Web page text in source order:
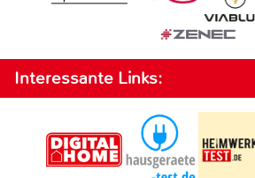
Interessante Links: